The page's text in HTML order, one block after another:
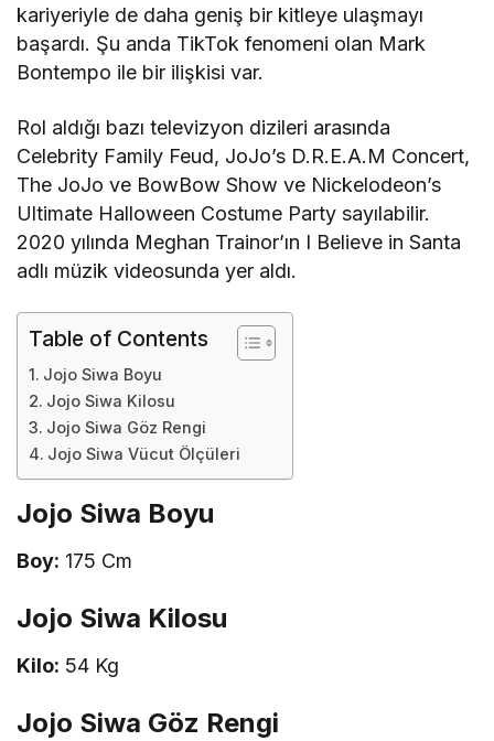
kariyeriyle de daha geniş bir kitleye ulaşmayı
başardı. Şu anda TikTok fenomeni olan Mark
Bontempo ile bir ilişkisi var.
Rol aldığı bazı televizyon dizileri arasında
Celebrity Family Feud, JoJo’s D.R.E.A.M Concert,
The JoJo ve BowBow Show ve Nickelodeon’s
Ultimate Halloween Costume Party sayılabilir.
2020 yılında Meghan Trainor’ın I Believe in Santa
adlı müzik videosunda yer aldı.
Table of Contents
Jojo Siwa Boyu
Jojo Siwa Kilosu
Jojo Siwa Göz Rengi
Jojo Siwa Vücut Ölçüleri
Jojo Siwa Boyu
Boy: 175 Cm
Jojo Siwa Kilosu
Kilo: 54 Kg
Jojo Siwa Göz Rengi